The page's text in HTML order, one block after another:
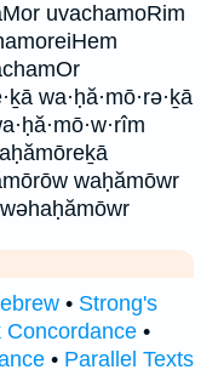
uvachamoRim
wa·ḥă·mō·rə·ḵā
waḥămōwr
• Strong's
Concordance •
• Parallel Texts